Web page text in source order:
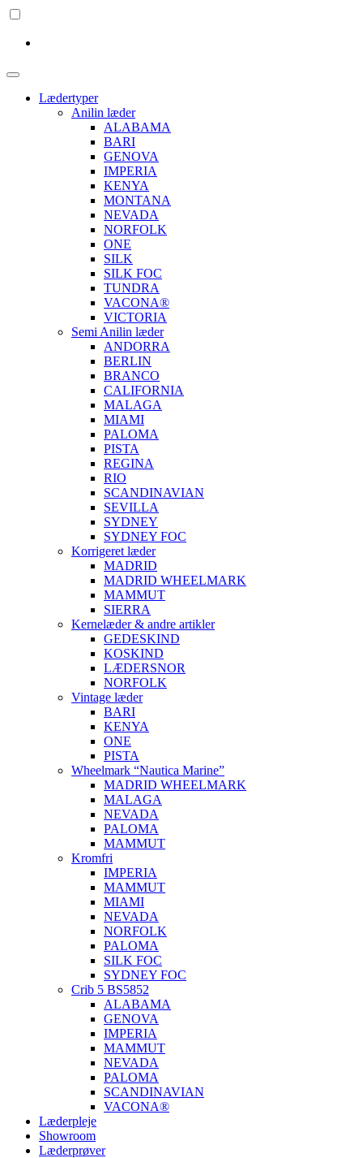
Lædertyper
Anilin læder
ALABAMA
BARI
GENOVA
IMPERIA
KENYA
MONTANA
NEVADA
NORFOLK
ONE
SILK
SILK FOC
TUNDRA
VACONA®
VICTORIA
Semi Anilin læder
ANDORRA
BERLIN
BRANCO
CALIFORNIA
MALAGA
MIAMI
PALOMA
PISTA
REGINA
RIO
SCANDINAVIAN
SEVILLA
SYDNEY
SYDNEY FOC
Korrigeret læder
MADRID
MADRID WHEELMARK
MAMMUT
SIERRA
Kernelæder & andre artikler
GEDESKIND
KOSKIND
LÆDERSNOR
NORFOLK
Vintage læder
BARI
KENYA
ONE
PISTA
Wheelmark “Nautica Marine”
MADRID WHEELMARK
MALAGA
NEVADA
PALOMA
MAMMUT
Kromfri
IMPERIA
MAMMUT
MIAMI
NEVADA
NORFOLK
PALOMA
SILK FOC
SYDNEY FOC
Crib 5 BS5852
ALABAMA
GENOVA
IMPERIA
MAMMUT
NEVADA
PALOMA
SCANDINAVIAN
VACONA®
Læderpleje
Showroom
Læderprøver